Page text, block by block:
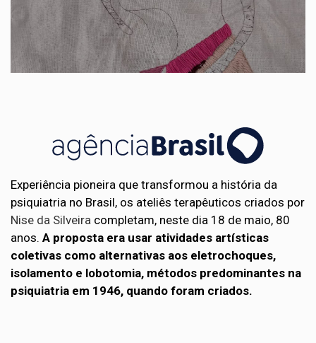
Experiência pioneira que transformou a história da
psiquiatria no Brasil, os ateliês terapêuticos criados por
Nise da Silveira completam, neste dia 18 de maio, 80
anos. A proposta era usar atividades artísticas
coletivas como alternativas aos eletrochoques,
isolamento e lobotomia, métodos predominantes na
psiquiatria em 1946, quando foram criados.